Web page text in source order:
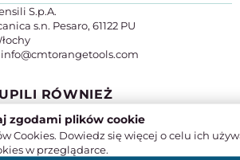
S.p.A.
s.n. Pesaro, 61122 PU
info@cmtorangetools.com
RÓWNIEŻ
zgodami plików cookie
Cookies. Dowiedz się więcej o celu ich
w przeglądarce.